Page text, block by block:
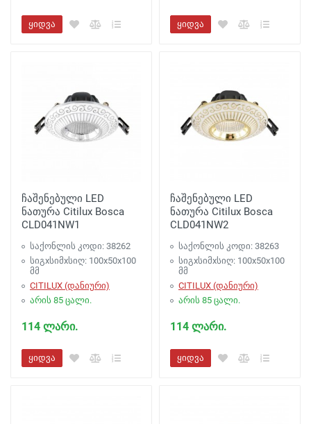
ყიდვა ყიდვა
ჩაშენებული LED
ნათურა Citilux Bosca
CLD041NW1
საქონლის კოდი: 38262
სიგxსიმxსიღ: 100x50x100
მმ
CITILUX (დანიური)
არის 85 ცალი.
114 ლარი.
ყიდვა
ჩაშენებული LED
ნათურა Citilux Bosca
CLD041NW2
საქონლის კოდი: 38263
სიგxსიმxსიღ: 100x50x100
მმ
CITILUX (დანიური)
არის 85 ცალი.
114 ლარი.
ყიდვა